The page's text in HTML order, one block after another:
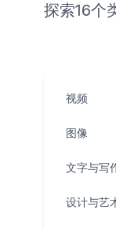
探索16个
视频
图像
文字与写
设计与艺